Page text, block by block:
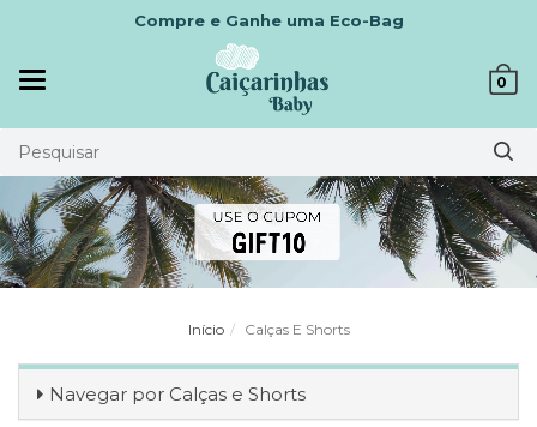
Parcele em até 6x sem juros
0
Início Calças E Shorts
Navegar por Calças e Shorts